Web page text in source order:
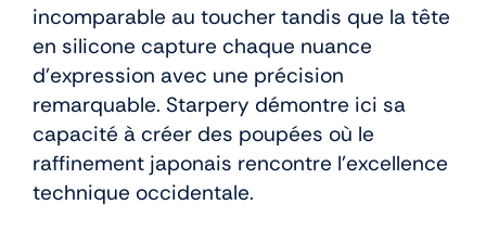
incomparable au toucher tandis que la tête
en silicone capture chaque nuance
d’expression avec une précision
remarquable. Starpery démontre ici sa
capacité à créer des poupées où le
raffinement japonais rencontre l’excellence
technique occidentale.